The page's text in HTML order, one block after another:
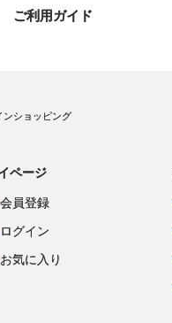
ご利用ガイド
ンショッピング
ページ
会員登録
ログイン
お気に入り